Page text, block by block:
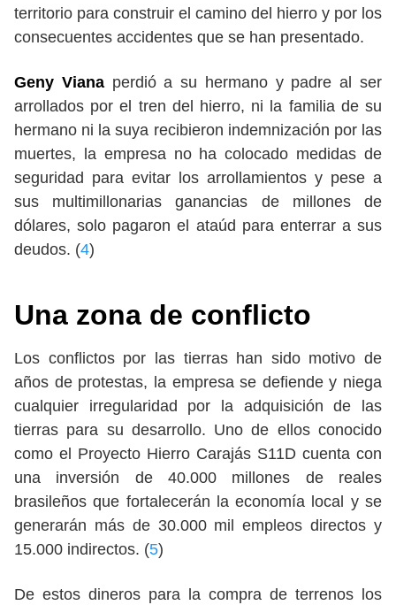
territorio para construir el camino del hierro y por los
consecuentes accidentes que se han presentado.
Geny Vianaperdió a su hermano y padre al ser
arrollados por el tren del hierro, ni la familia de su
hermano ni la suya recibieron indemnización por las
muertes, la empresa no ha colocado medidas de
seguridad para evitar los arrollamientos y pese a
sus multimillonarias ganancias de millones de
dólares, solo pagaron el ataúd para enterrar a sus
deudos. (4)
Una zona de conflicto
Los conflictos por las tierras han sido motivo de
años de protestas, la empresa se defiende y niega
cualquier irregularidad por la adquisición de las
tierras para su desarrollo. Uno de ellos conocido
como el Proyecto Hierro Carajás S11D cuenta con
una inversión de 40.000 millones de reales
brasileños que fortalecerán la economía local y se
generarán más de 30.000 mil empleos directos y
15.000 indirectos. (5)
De estos dineros para la compra de terrenos los